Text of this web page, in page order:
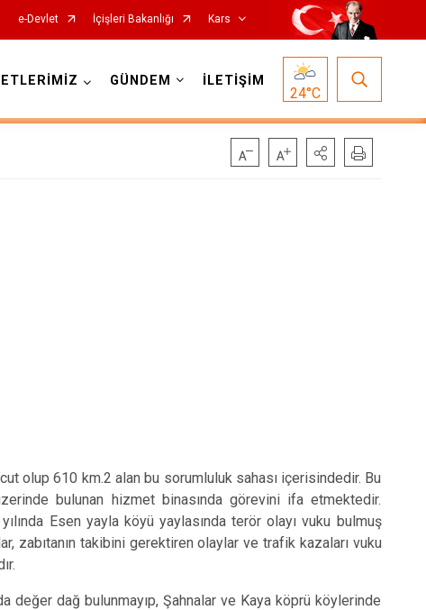
e-Devlet İçişleri Bakanlığı Kars
GÜNDEM İLETİŞİM
24°C
olup 610 km.2 alan bu sorumluluk sahası içerisindedir. Bu
bulunan hizmet binasında görevini ifa etmektedir.
Esen yayla köyü yaylasında terör olayı vuku bulmuş
zabıtanın takibini gerektiren olaylar ve trafik kazaları vuku
dağ bulunmayıp, Şahnalar ve Kaya köprü köylerinde